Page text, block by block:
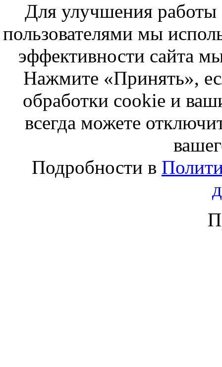
Для улучшения работы
пользователями мы
эффективности сайта
Нажмите «Принять»,
обработки cookie и
всегда можете
Подробности в